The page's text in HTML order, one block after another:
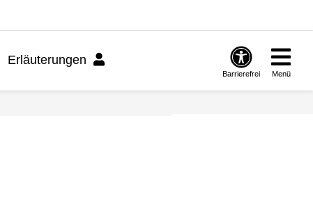
Erläuterungen
Barrierefrei Menü